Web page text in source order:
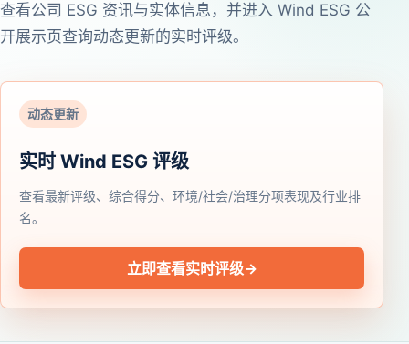
查看公司 ESG 资讯与实体信息，并进入 Wind ESG 公
开展示页查询动态更新的实时评级。
动态更新
实时 Wind ESG 评级
查看最新评级、综合得分、环境/社会/治理分项表现及行业排
名。
立即查看实时评级→